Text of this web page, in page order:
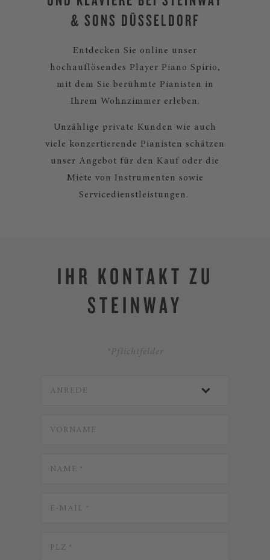
& SONS DÜSSELDORF
Entdecken Sie online unser
hochauflösendes Player Piano Spirio,
mit dem Sie berühmte Pianisten in
Ihrem Wohnzimmer erleben.
Unzählige private Kunden wie auch
viele konzertierende Pianisten schätzen
unser Angebot für den Kauf oder die
Miete von Instrumenten sowie
Servicedienstleistungen.
IHR KONTAKT ZU
STEINWAY
*Pflichtfelder